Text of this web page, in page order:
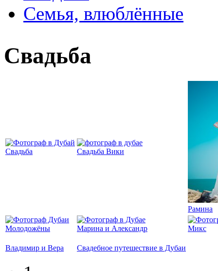
Семья, влюблённые
Свадьба
Свадьба Свадьба Вики
Рамина
Молодожёны Марина и Александр Микс
Владимир и Вера Свадебное путешествие в Дубаи